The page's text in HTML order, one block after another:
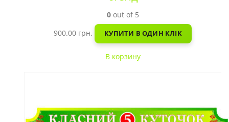
0out of 5
900.00 грн. КУПИТИ В ОДИН КЛІК
В корзину